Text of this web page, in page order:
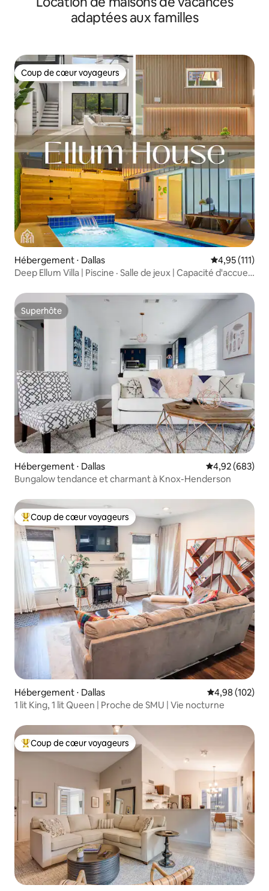
adaptées aux familles
Coup de cœur voyageurs
Coup de cœur voyageurs
Hébergement ⋅ Dallas Évaluation
4,95 (111)
Deep Ellum Villa | Piscine · Salle de jeux | Capacité d'accueil
Superhôte
Superhôte
Hébergement ⋅ Dallas Évaluation
4,92 (683)
Bungalow tendance et charmant à Knox-Henderson
Coups de cœur voyageurs les plus appréciés
Coup de cœur voyageurs
Hébergement ⋅ Dallas Évaluation
4,98 (102)
1 lit King, 1 lit Queen | Proche de SMU | Vie nocturne
Coups de cœur voyageurs les plus appréciés
Coup de cœur voyageurs